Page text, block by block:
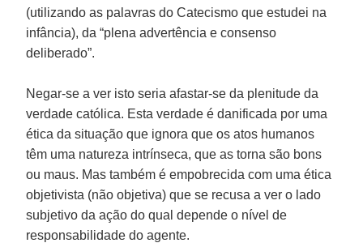
(utilizando as palavras do Catecismo que estudei na
infância), da “plena advertência e consenso
deliberado”.
Negar-se a ver isto seria afastar-se da plenitude da
verdade católica. Esta verdade é danificada por uma
ética da situação que ignora que os atos humanos
têm uma natureza intrínseca, que as torna são bons
ou maus. Mas também é empobrecida com uma ética
objetivista (não objetiva) que se recusa a ver o lado
subjetivo da ação do qual depende o nível de
responsabilidade do agente.